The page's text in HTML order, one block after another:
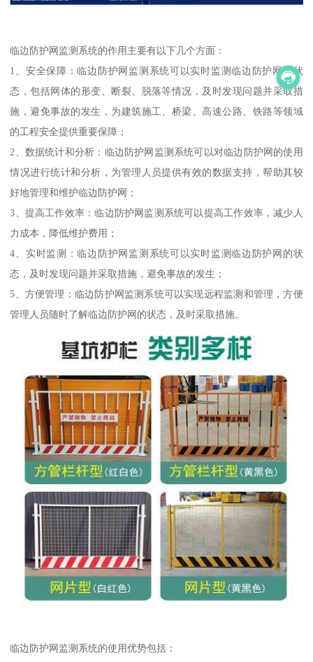
临边防护网监测系统的作用主要有以下几个方面：
1、安全保障：临边防护网监测系统可以实时监测临边防护网的状
态，包括网体的形变、断裂、脱落等情况，及时发现问题并采取措
施，避免事故的发生，为建筑施工、桥梁、高速公路、铁路等领域
的工程安全提供重要保障；
2、数据统计和分析：临边防护网监测系统可以对临边防护网的使用
情况进行统计和分析，为管理人员提供有效的数据支持，帮助其较
好地管理和维护临边防护网；
3、提高工作效率：临边防护网监测系统可以提高工作效率，减少人
力成本，降低维护费用；
4、实时监测：临边防护网监测系统可以实时监测临边防护网的状
态，及时发现问题并采取措施，避免事故的发生；
5、方便管理：临边防护网监测系统可以实现远程监测和管理，方便
管理人员随时了解临边防护网的状态，及时采取措施。
临边防护网监测系统的使用优势包括：